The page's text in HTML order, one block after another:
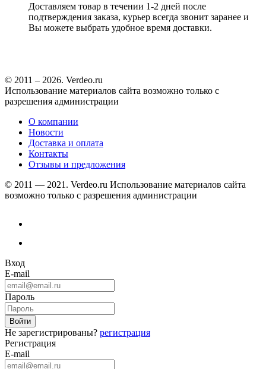
Доставляем товар в течении 1-2 дней после
подтверждения заказа, курьер всегда звонит заранее и
Вы можете выбрать удобное время доставки.
© 2011 – 2026. Verdeo.ru
Использование материалов сайта возможно только с
разрешения администрации
О компании
Новости
Доставка и оплата
Контакты
Отзывы и предложения
© 2011 — 2021. Verdeo.ru Использование материалов сайта
возможно только с разрешения администрации
Вход
E-mail
Пароль
Не зарегистрированы? регистрация
Регистрация
E-mail